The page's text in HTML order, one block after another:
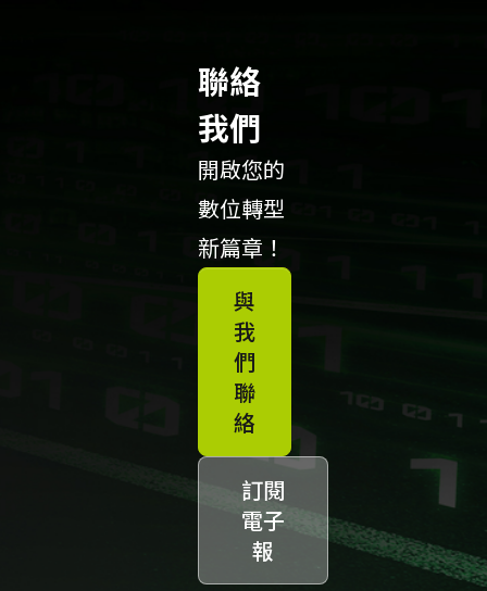
聯絡
我們
開啟您的
數位轉型
新篇章！
與
我
們
聯
絡
訂閱
電子
報